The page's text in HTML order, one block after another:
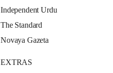
Independent Urdu
The Standard
Novaya Gazeta
EXTRAS